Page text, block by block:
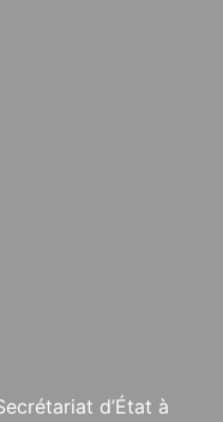
d’État à